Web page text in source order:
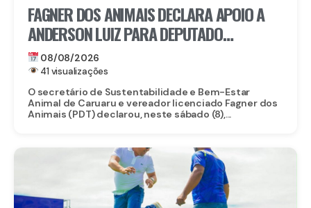
FAGNER DOS ANIMAIS DECLARA APOIO A
ANDERSON LUIZ PARA DEPUTADO
ESTADUAL
08/08/2026
41 visualizações
O secretário de Sustentabilidade e Bem-Estar
Animal de Caruaru e vereador licenciado Fagner dos
Animais (PDT) declarou, neste sábado (8),...